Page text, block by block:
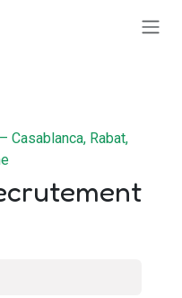
Casablanca, Rabat,